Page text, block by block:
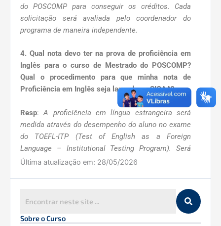
do POSCOMP para conseguir os créditos. Cada
solicitação será avaliada pelo coordenador do
programa de maneira independente.
4. Qual nota devo ter na prova de proficiência em
Inglês para o curso de Mestrado do POSCOMP?
Qual o procedimento para que minha nota de
Proficiência em Inglês seja lançada no SIGAA?
Resp:A proficiência em língua estrangeira será
medida através do desempenho do aluno no exame
do TOEFL-ITP (Test of English as a Foreign
Language – Institutional Testing Program). Será
considerado aprovado o aluno que alcançar nota
§1o – A seção “Reading Comprehension” possui
escala de pontuação que varia de 31 até 67. Por sua
Última atualização em: 28/05/2026
Sobre o Curso